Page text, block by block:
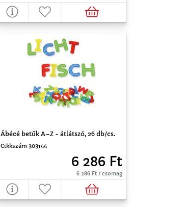
Ábécé betűk A–Z - átlátszó, 26 db/cs.
Cikkszám 303144
6 286 Ft
6 286 Ft / csomag